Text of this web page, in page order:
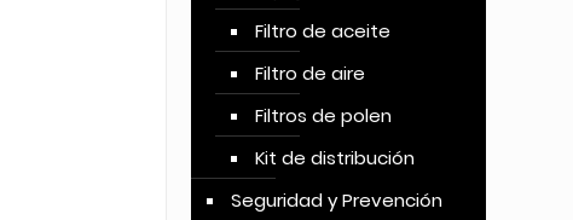
Filtro de aceite
Filtro de aire
Filtros de polen
Kit de distribución
Seguridad y Prevención